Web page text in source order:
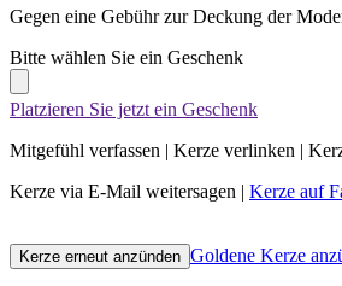
Gegen eine Gebühr zur Deckung der
Bitte wählen Sie ein Geschenk
Platzieren Sie jetzt ein Geschenk
Mitgefühl verfassen
Kerze verlinken
Kerze via E-Mail weitersagen
Kerze auf
Goldene Kerze